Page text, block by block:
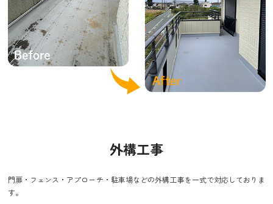
外構工事
門扉・フェンス・アプローチ・駐車場などの外構工事を一式で対応しておりま
す。